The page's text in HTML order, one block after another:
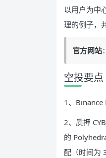
以用户为中
理的例子，
官方网站
空投要点
1、Binance
2、质押
的
配（时间为